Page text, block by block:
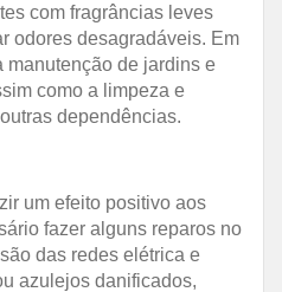
com fragrâncias leves
odores desagradáveis. Em
manutenção de jardins e
como a limpeza e
dependências.
um efeito positivo aos
fazer alguns reparos no
das redes elétrica e
azulejos danificados,